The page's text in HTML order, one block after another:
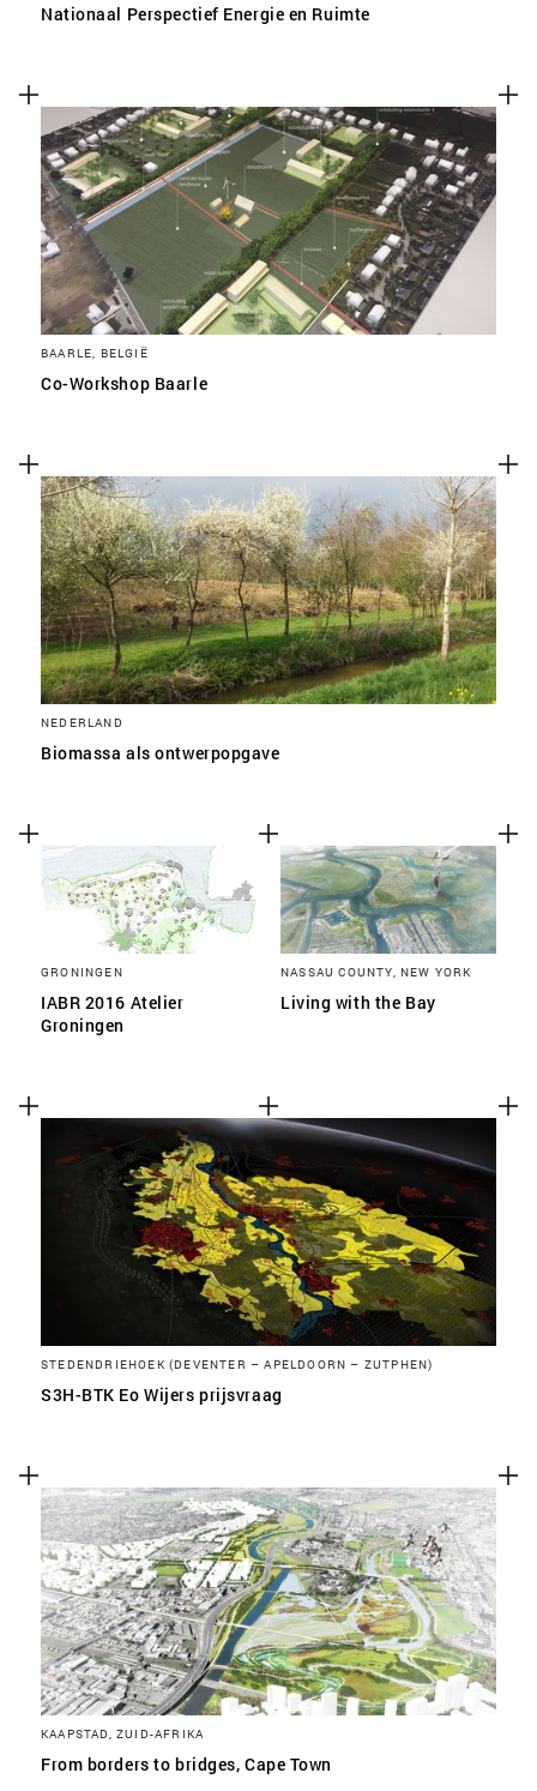
Nationaal Perspectief Energie en Ruimte
BAARLE, BELGIË
Co-Workshop Baarle
NEDERLAND
Biomassa als ontwerpopgave
GRONINGEN
IABR 2016 Atelier
Groningen
NASSAU COUNTY, NEW YORK
Living with the Bay
STEDENDRIEHOEK (DEVENTER – APELDOORN – ZUTPHEN)
S3H-BTK Eo Wijers prijsvraag
KAAPSTAD, ZUID-AFRIKA
From borders to bridges, Cape Town